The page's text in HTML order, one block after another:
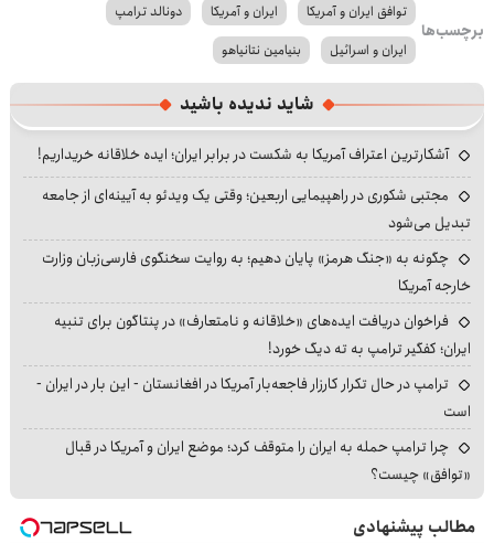
برچسب‌ها
توافق ایران و آمریکا ایران و آمریکا
دونالد ترامپ
ایران و اسرائیل
بنیامین نتانیاهو
شاید ندیده باشید
آشکارترین اعتراف آمریکا به شکست در برابر ایران؛ ایده خلاقانه خریداریم!
مجتبی شکوری در راهپیمایی اربعین؛ وقتی یک ویدئو به آیینه‌ای از جامعه
تبدیل می‌شود
چگونه به «جنگ هرمز» پایان دهیم؛ به روایت سخنگوی فارسی‌زبان وزارت
خارجه آمریکا
فراخوان دریافت ایده‌های «خلاقانه و نامتعارف» در پنتاگون برای تنبیه
ایران؛ کفگیر ترامپ به ته دیگ خورد!
ترامپ در حال تکرار کارزار فاجعه‌بار آمریکا در افغانستان - این بار در ایران -
است
چرا ترامپ حمله به ایران را متوقف کرد؛ موضع ایران و آمریکا در قبال
«توافق» چیست؟
مطالب پیشنهادی